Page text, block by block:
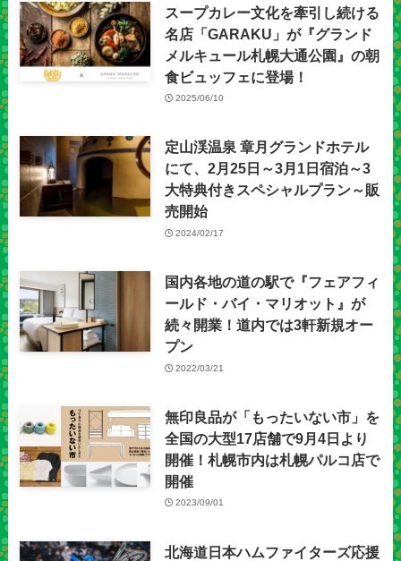
スープカレー文化を牽引し続ける
名店「GARAKU」が『グランド
メルキュール札幌大通公園』の朝
食ビュッフェに登場！
2025/06/10
定山渓温泉 章月グランドホテル
にて、2月25日～3月1日宿泊～3
大特典付きスペシャルプラン～販
売開始
2024/02/17
国内各地の道の駅で『フェアフィ
ールド・バイ・マリオット』が
続々開業！道内では3軒新規オー
プン
2022/03/21
無印良品が「もったいない市」を
全国の大型17店舗で9月4日より
開催！札幌市内は札幌パルコ店で
開催
2023/09/01
北海道日本ハムファイターズ応援